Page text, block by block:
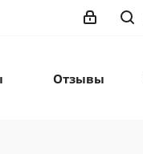
Отзывы